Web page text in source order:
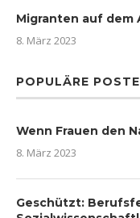
Migranten auf dem
8. März 2023
POPULÄRE
Wenn Frauen den
8. März 2023
Geschützt: